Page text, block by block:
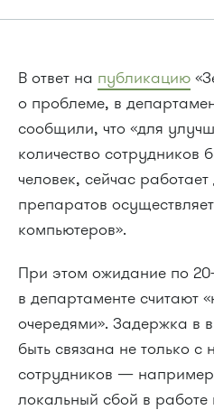
В ответ на публикацию
о проблеме, в
сообщили, что «для
количество сотрудников
человек, сейчас
препаратов
компьютеров».
При этом ожидание по
в департаменте считают
очередями». Задержка в
быть связана не только с
сотрудников —
локальный сбой в